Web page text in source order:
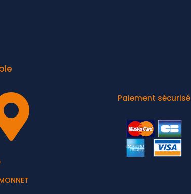
Paiement sécurisé